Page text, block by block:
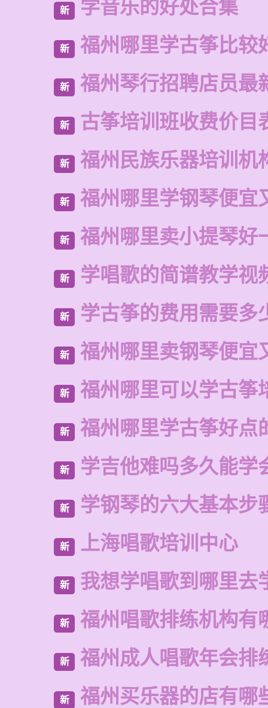
新 学音乐的好处合集
新 福州哪里学古筝比较
新 福州琴行招聘店员最
新 古筝培训班收费价目
新 福州民族乐器培训机
新 福州哪里学钢琴便宜
新 福州哪里卖小提琴好
新 学唱歌的简谱教学视
新 学古筝的费用需要多
新 福州哪里卖钢琴便宜
新 福州哪里可以学古筝
新 福州哪里学古筝好点
新 学吉他难吗多久能学
新 学钢琴的六大基本步
新 上海唱歌培训中心
新 我想学唱歌到哪里去
新 福州唱歌排练机构有
新 福州成人唱歌年会排
新 福州买乐器的店有哪